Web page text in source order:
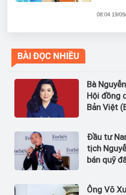
08:04 19/
BÀI ĐỌC NHIỀU
Bà
Hội đồng
Bản Việt
Đầu tư
tịch
bán quỹ
Ông Võ